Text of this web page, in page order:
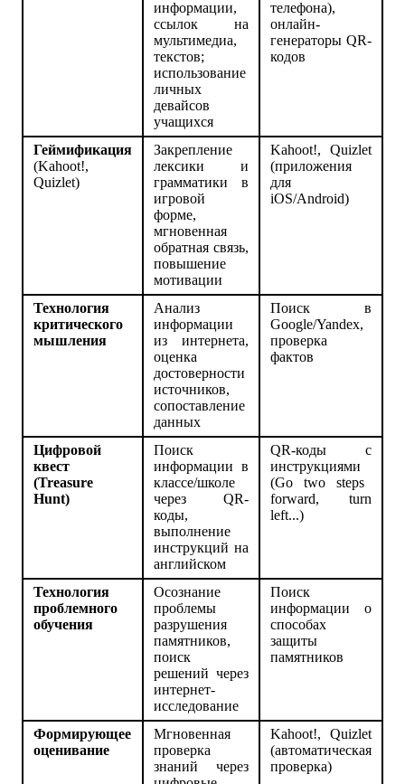
информации,
ссылок на
мультимедиа,
текстов;
использование
личных
девайсов
учащихся
телефона),
онлайн-
генераторы QR-
кодов
Геймификация
(Kahoot!,
Quizlet)
Закрепление
лексики и
грамматики в
игровой
форме,
мгновенная
обратная связь,
повышение
мотивации
Kahoot!, Quizlet
(приложения
для
iOS/Android)
Технология
критического
мышления
Анализ
информации
из интернета,
оценка
достоверности
источников,
сопоставление
данных
Поиск в
Google/Yandex,
проверка
фактов
Цифровой
квест
(Treasure
Hunt)
Поиск
информации в
классе/школе
через QR-
коды,
выполнение
инструкций на
английском
QR-коды
с
инструкциями
(Go two steps
forward, turn
left...)
Технология
проблемного
обучения
Осознание
проблемы
разрушения
памятников,
поиск
решений через
интернет-
исследование
Поиск
информации о
способах
защиты
памятников
Формирующее
оценивание
Мгновенная
проверка
знаний через
Kahoot!, Quizlet
(автоматическая
проверка)